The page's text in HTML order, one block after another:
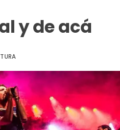
y de acá